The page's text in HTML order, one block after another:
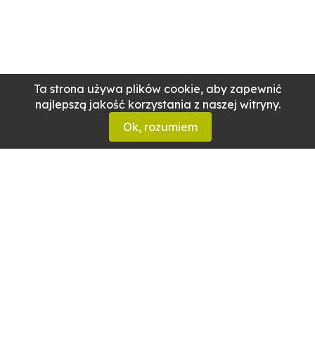
Ta strona używa plików cookie, aby zapewnić
najlepszą jakość korzystania z naszej witryny.
Ok, rozumiem